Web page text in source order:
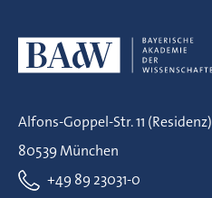
Alfons-Goppel-Str. 11 (Residenz)
80539 München
+49 89 23031-0